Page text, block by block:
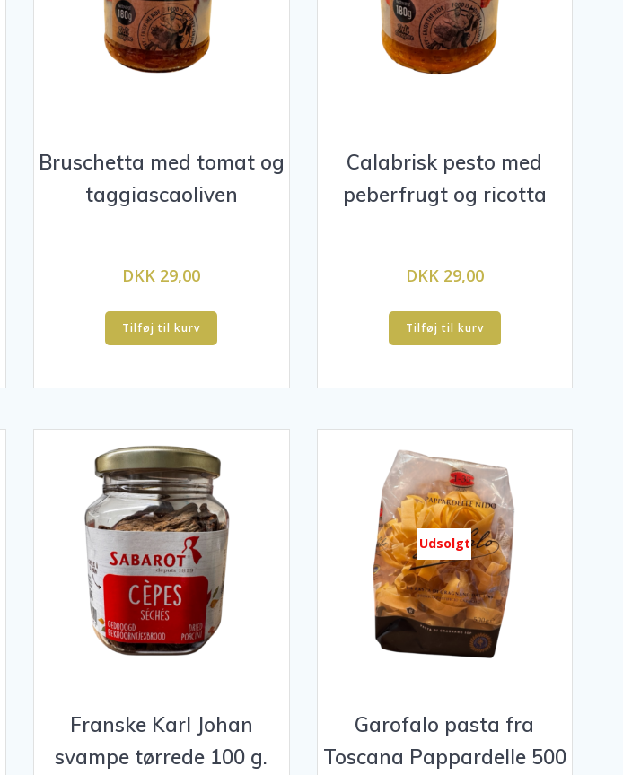
Bruschetta med tomat og
taggiascaoliven
DKK 29,00
Tilføj til kurv
Calabrisk pesto med
peberfrugt og ricotta
DKK 29,00
Tilføj til kurv
Franske Karl Johan
svampe tørrede 100 g.
Udsolgt
Garofalo pasta fra
Toscana Pappardelle 500